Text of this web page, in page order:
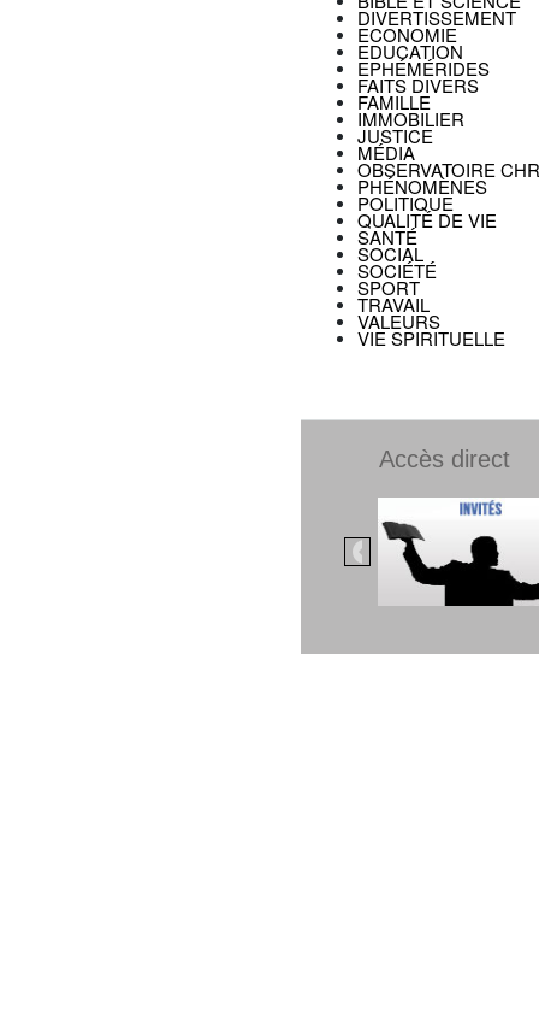
DIVERTISSEMENT
ECONOMIE
EDUCATION
EPHÉMÉRIDES
FAITS DIVERS
FAMILLE
IMMOBILIER
JUSTICE
MÉDIA
OBSERVATOIRE
PHÉNOMÈNES
POLITIQUE
QUALITÉ DE VIE
SANTÉ
SOCIAL
SOCIÉTÉ
SPORT
TRAVAIL
VALEURS
VIE SPIRITUELLE
Accès direct